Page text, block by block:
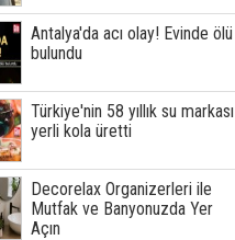
Antalya'da acı olay! Evinde ölü
bulundu
Türkiye'nin 58 yıllık su markası
yerli kola üretti
Decorelax Organizerleri ile
Mutfak ve Banyonuzda Yer
Açın